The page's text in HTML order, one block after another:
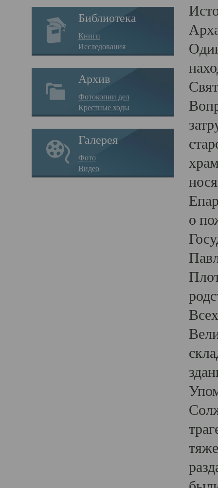
Библиотека
Книги
Исследования
Архив
Фотокопии дел
Крестные ходы
Галерея
Фото
Видео
о